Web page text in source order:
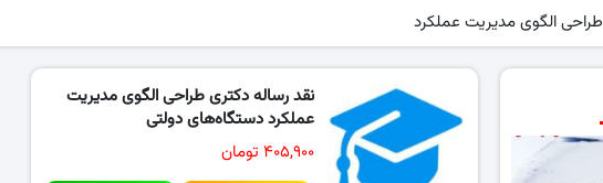
طراحی الگوی مدیریت عملکرد
نقد رساله دکتری طراحی الگوی مدیریت
عملکرد دستگاه‌های دولتی
۴۰۵,۹۰۰ تومان